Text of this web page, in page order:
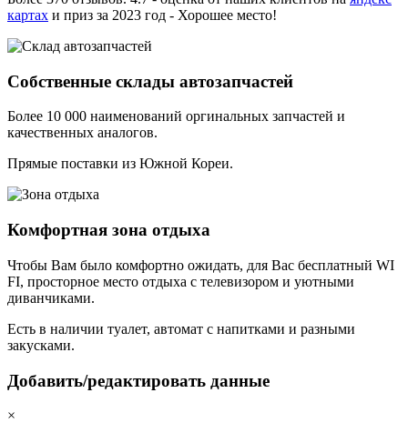
картах и приз за 2023 год - Хорошее место!
Собственные склады автозапчастей
Более 10 000 наименований оргинальных запчастей и
качественных аналогов.
Прямые поставки из Южной Кореи.
Комфортная зона отдыха
Чтобы Вам было комфортно ожидать, для Вас бесплатный WI
FI, просторное место отдыха с телевизором и уютными
диванчиками.
Есть в наличии туалет, автомат с напитками и разными
закусками.
Добавить/редактировать данные
×